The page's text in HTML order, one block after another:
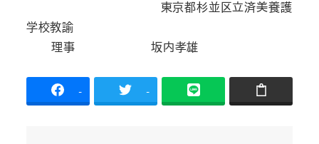
東京都杉並区立済美養護
学校教諭
理事 坂内孝雄
- -